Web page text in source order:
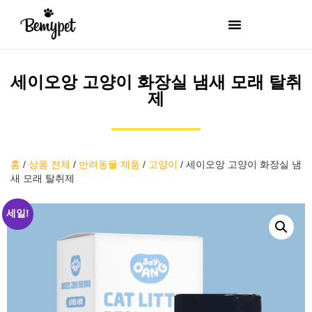
세이오앙 고양이 화장실 냄새 모래 탈취
제
홈 / 상품 전체 / 반려동물 제품 / 고양이 / 세이오앙 고양이 화장실 냄
새 모래 탈취제
세일!